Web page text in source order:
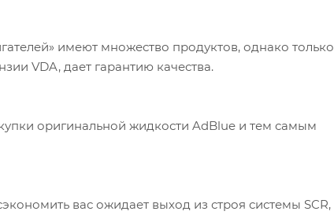
имеют множество продуктов, однако только
VDA, дает гарантию качества.
оригинальной жидкости AdBlue и тем самым
вас ожидает выход из строя системы SCR,